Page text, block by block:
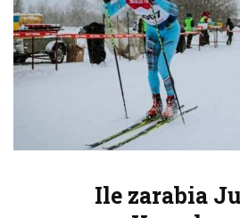
Ile zarabia